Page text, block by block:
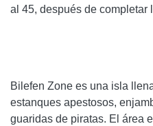
al 45, después de completar
Bilefen Zone es una isla
estanques apestosos,
guaridas de piratas. El área